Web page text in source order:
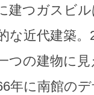
建つガスビ
な近代建築
つの建物に
年に南館の